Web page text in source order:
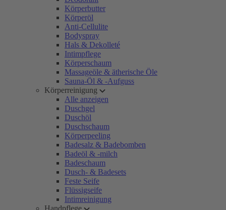
Körperbutter
Körperöl
Anti-Cellulite
Bodyspray
Hals & Dekolleté
Intimpflege
Körperschaum
Massageöle & ätherische Öle
Sauna-Öl & -Aufguss
Körperreinigung
Alle anzeigen
Duschgel
Duschöl
Duschschaum
Körperpeeling
Badesalz & Badebomben
Badeöl & -milch
Badeschaum
Dusch- & Badesets
Feste Seife
Flüssigseife
Intimreinigung
Handpflege